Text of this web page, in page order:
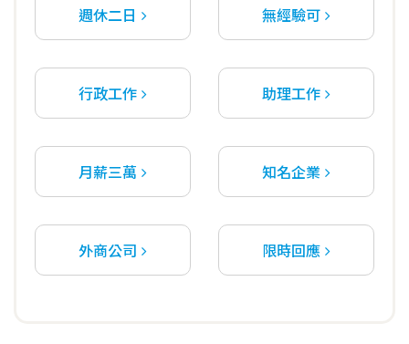
週休二日 無經驗可
行政工作 助理工作
月薪三萬 知名企業
外商公司 限時回應